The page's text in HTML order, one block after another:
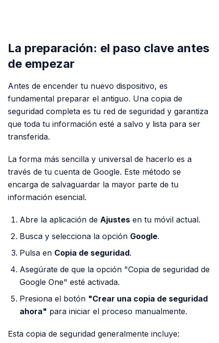
La preparación: el paso clave antes
de empezar
Antes de encender tu nuevo dispositivo, es
fundamental preparar el antiguo. Una copia de
seguridad completa es tu red de seguridad y garantiza
que toda tu información esté a salvo y lista para ser
transferida.
La forma más sencilla y universal de hacerlo es a
través de tu cuenta de Google. Este método se
encarga de salvaguardar la mayor parte de tu
información esencial.
Abre la aplicación de Ajustes en tu móvil actual.
Busca y selecciona la opción Google.
Pulsa en Copia de seguridad.
Asegúrate de que la opción "Copia de seguridad de
Google One" esté activada.
Presiona el botón "Crear una copia de seguridad
ahora" para iniciar el proceso manualmente.
Esta copia de seguridad generalmente incluye: